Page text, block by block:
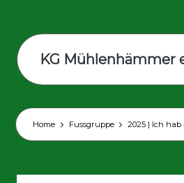
contentKG Mühlenhämmer
Teil
der
Home Fussgruppe 2025 | Ich